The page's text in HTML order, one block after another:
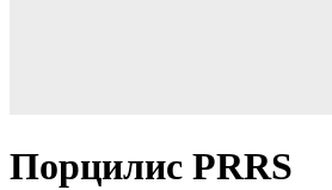
Порцилис PRRS